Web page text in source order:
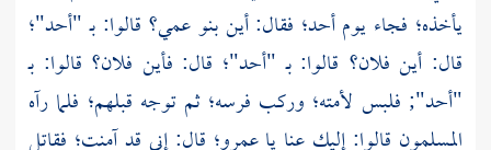
يأخذه؛ فجاء يومأحد؛ فقال: أين بنو عمي؟ قالوا: بـ"أحد"؛
قال: أين فلان؟ قالوا: بـ "أحد"؛ قال: فأين فلان؟ قالوا: بـ
"أحد"; فلبس لأمته؛ وركب فرسه؛ ثم توجه قبلهم؛ فلما رآه
المسلمون قالوا: إليك عنا ياعمرو؛ قال: إني قد آمنت؛ فقاتل